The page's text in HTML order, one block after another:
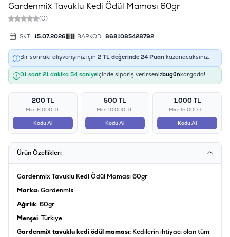
Gardenmix Tavuklu Kedi Ödül Maması 60gr
(0)
SKT: 15.07.2026 BARKOD: 8681085428792
Bir sonraki alışverişiniz için 2 TL değerinde 24 Puan kazanacaksınız.
01 saat 21 dakika 53 saniyeiçinde sipariş verirsenizbugünkargoda!
200 TL
Min: 6.000 TL
Kodu Al
500 TL
Min: 10.000 TL
Kodu Al
1.000 TL
Min: 15.000 TL
Kodu Al
Ürün Özellikleri
Gardenmix Tavuklu Kedi Ödül Maması 60gr
Marka: Gardenmix
Ağırlık: 60gr
Menşei: Türkiye
Gardenmix tavuklu kedi ödül maması; Kedilerin ihtiyacı olan tüm